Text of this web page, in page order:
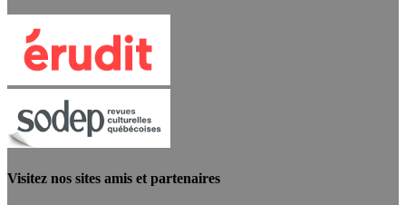
Visitez nos sites amis et partenaires